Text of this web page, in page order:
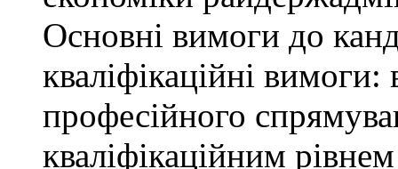
Основні вимоги до
кваліфікаційні
професійного
кваліфікаційним